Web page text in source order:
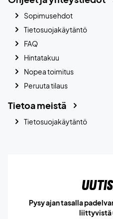
Sopimusehdot
Tietosuojakäytäntö
FAQ
Hintatakuu
Nopea toimitus
Peruuta tilaus
Tietoa meistä
Tietosuojakäytäntö
Pysy ajan tasalla
liittyvistä